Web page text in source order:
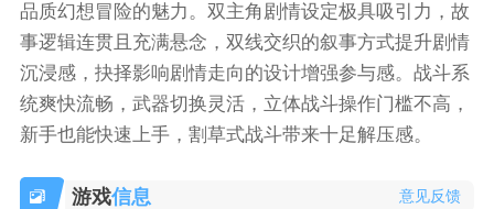
品质幻想冒险的魅力。双主角剧情设定极具吸引力，故
事逻辑连贯且充满悬念，双线交织的叙事方式提升剧情
沉浸感，抉择影响剧情走向的设计增强参与感。战斗系
统爽快流畅，武器切换灵活，立体战斗操作门槛不高，
新手也能快速上手，割草式战斗带来十足解压感。
游戏信息 意见反馈